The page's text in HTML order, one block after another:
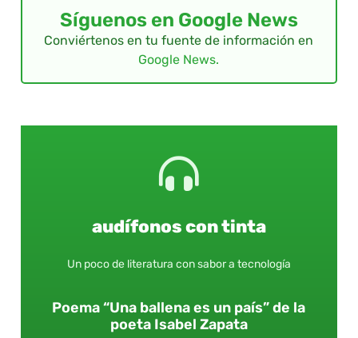
Síguenos en Google News
Conviértenos en tu fuente de información en
Google News.
audífonos con tinta
Un poco de literatura con sabor a tecnología
Poema “Una ballena es un país” de la
poeta Isabel Zapata